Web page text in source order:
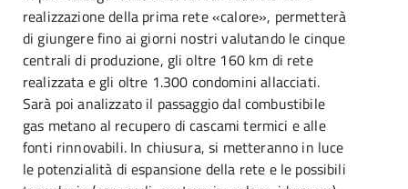
realizzazione della prima rete «calore», permetterà
di giungere fino ai giorni nostri valutando le cinque
centrali di produzione, gli oltre 160 km di rete
realizzata e gli oltre 1.300 condomini allacciati.
Sarà poi analizzato il passaggio dal combustibile
gas metano al recupero di cascami termici e alle
fonti rinnovabili. In chiusura, si metteranno in luce
le potenzialità di espansione della rete e le possibili